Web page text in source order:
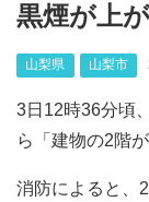
黒煙が上
山梨県 山梨市
3日12時36分頃
ら「建物の2階
消防によると、